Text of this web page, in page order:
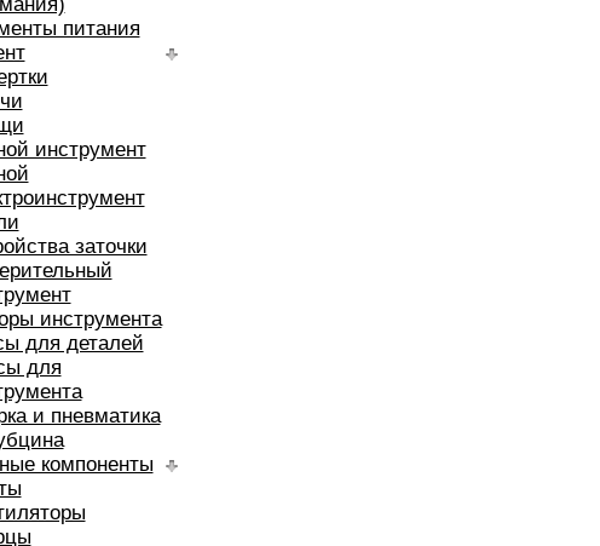
питания
инструмент
заточки
инструмента
для деталей
для
и пневматика
компоненты